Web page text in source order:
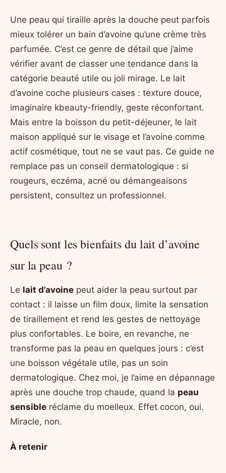
Une peau qui tiraille après la douche peut parfois
mieux tolérer un bain d’avoine qu’une crème très
parfumée. C’est ce genre de détail que j’aime
vérifier avant de classer une tendance dans la
catégorie beauté utile ou joli mirage. Le lait
d’avoine coche plusieurs cases : texture douce,
imaginaire kbeauty-friendly, geste réconfortant.
Mais entre la boisson du petit-déjeuner, le lait
maison appliqué sur le visage et l’avoine comme
actif cosmétique, tout ne se vaut pas. Ce guide ne
remplace pas un conseil dermatologique : si
rougeurs, eczéma, acné ou démangeaisons
persistent, consultez un professionnel.
Quels sont les bienfaits du lait d’avoine
sur la peau ?
Le lait d’avoine peut aider la peau surtout par
contact : il laisse un film doux, limite la sensation
de tiraillement et rend les gestes de nettoyage
plus confortables. Le boire, en revanche, ne
transforme pas la peau en quelques jours : c’est
une boisson végétale utile, pas un soin
dermatologique. Chez moi, je l’aime en dépannage
après une douche trop chaude, quand la peau
sensible réclame du moelleux. Effet cocon, oui.
Miracle, non.
À retenir